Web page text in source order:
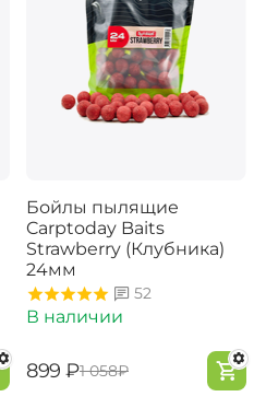
Бойлы пылящие
Carptoday Baits
Strawberry (Клубника)
24мм
52
В наличии
‍899‍ ₽‍1 058‍₽